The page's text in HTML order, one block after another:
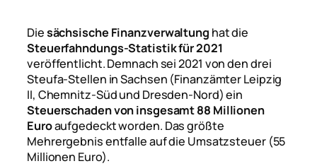
Diesächsische Finanzverwaltung hat die
Steuerfahndungs-Statistik für 2021
veröffentlicht. Demnach sei 2021 von den drei
Steufa-Stellen in Sachsen (Finanzämter Leipzig
II, Chemnitz-Süd und Dresden-Nord) ein
Steuerschaden von insgesamt 88 Millionen
Euroaufgedeckt worden. Das größte
Mehrergebnis entfalle auf die Umsatzsteuer (55
Millionen Euro).